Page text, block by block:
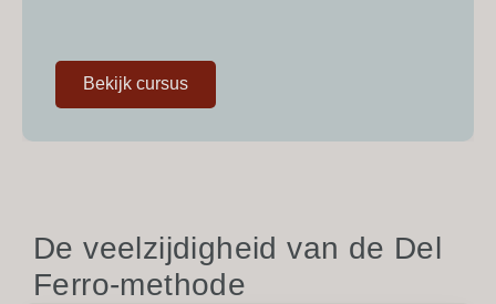
Bekijk cursus
De veelzijdigheid van de Del
Ferro-methode